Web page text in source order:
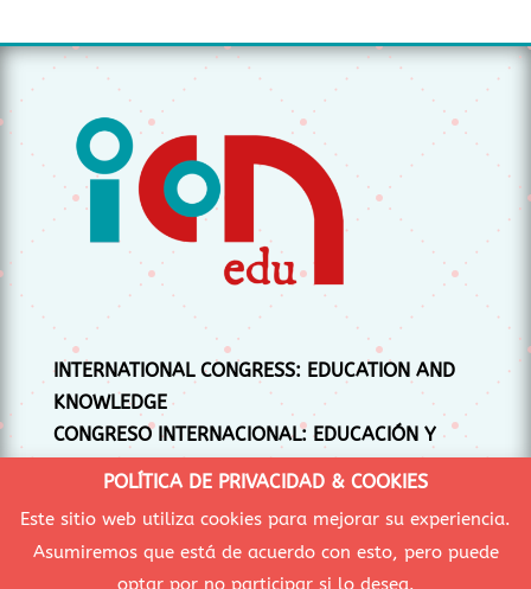
INTERNATIONAL CONGRESS: EDUCATION AND
KNOWLEDGE
CONGRESO INTERNACIONAL: EDUCACIÓN Y
CONOCIMIENTO
CONEIXEMENT
POLÍTICA DE PRIVACIDAD & COOKIES
Este sitio web utiliza cookies para mejorar su experiencia.
Asumiremos que está de acuerdo con esto, pero puede